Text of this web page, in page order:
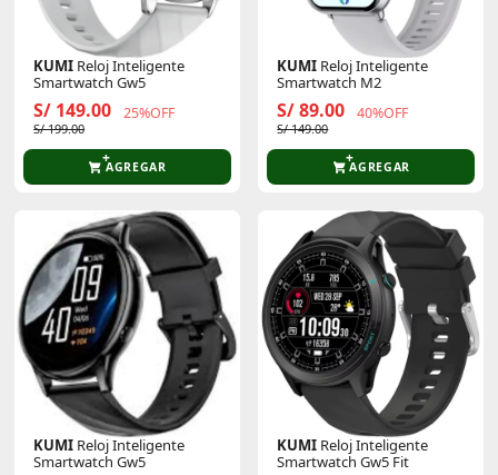
KUMI Reloj Inteligente
Smartwatch Gw5
S/ 149.00 25%OFF
S/ 199.00
AGREGAR
KUMI Reloj Inteligente
Smartwatch M2
S/ 89.00 40%OFF
S/ 149.00
AGREGAR
KUMI Reloj Inteligente
Smartwatch Gw5
KUMI Reloj Inteligente
Smartwatch Gw5 Fit